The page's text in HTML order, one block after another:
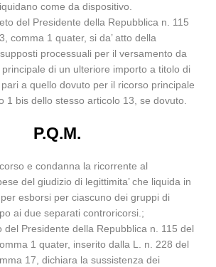
come da dispositivo.
del Presidente della Repubblica n. 115
comma 1 quater, si da’ atto della
processuali per il versamento da
di un ulteriore importo a titolo di
a quello dovuto per il ricorso principale
1 bis dello stesso articolo 13, se dovuto.
P.Q.M.
e condanna la ricorrente al
del giudizio di legittimita’ che liquida in
esborsi per ciascuno dei gruppi di
ai due separati controricorsi.;
del Presidente della Repubblica n. 115 del
1 quater, inserito dalla L. n. 228 del
17, dichiara la sussistenza dei